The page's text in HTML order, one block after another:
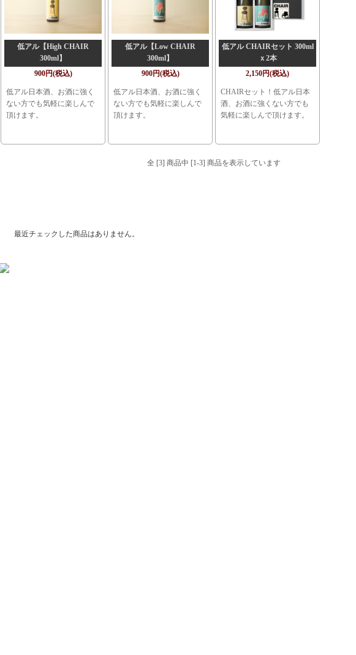
低アル【High CHAIR
300ml】
900円(税込)
低アル日本酒、お酒に強く
ない方でも気軽に楽しんで
頂けます。
低アル【Low CHAIR
300ml】
900円(税込)
低アル日本酒、お酒に強く
ない方でも気軽に楽しんで
頂けます。
低アル CHAIRセット 300ml
ｘ2本
2,150円(税込)
CHAIRセット！低アル日本
酒、お酒に強くない方でも
気軽に楽しんで頂けます。
全 [3] 商品中 [1-3] 商品を表示しています
最近チェックした商品はありません。